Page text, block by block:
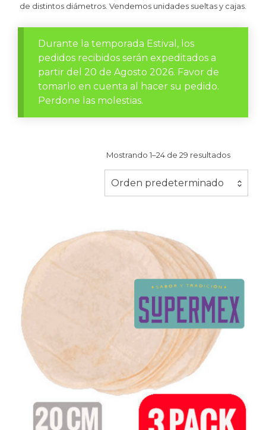
de distintos diámetros. Vendemos unidades sueltas y cajas.
Durante la temporada Estival, los
pedidos recibidos serán expeditados a
partir del 20 de Agosto 2026. Favor de
tomarlo en cuenta al hacer su pedido.
Perdone las molestias.
Mostrando 1–24 de 29 resultados
Orden predeterminado